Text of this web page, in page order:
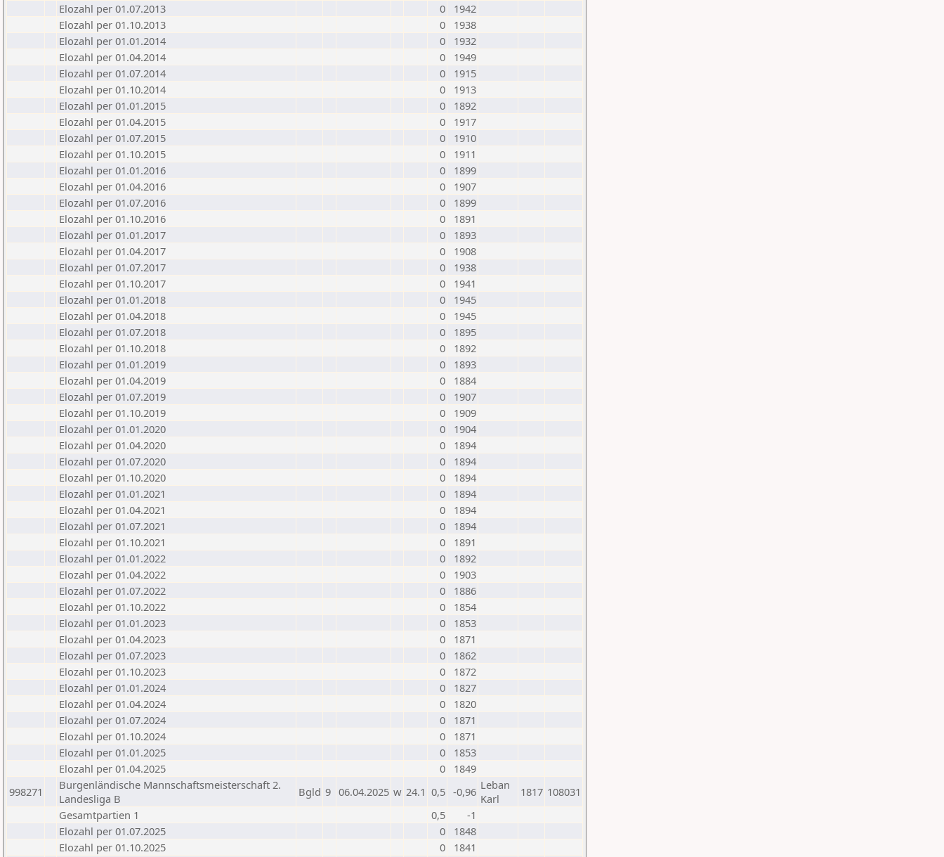
Elozahl per 01.07.2013
0
1942
Elozahl per 01.10.2013
0
1938
Elozahl per 01.01.2014
0
1932
Elozahl per 01.04.2014
0
1949
Elozahl per 01.07.2014
0
1915
Elozahl per 01.10.2014
0
1913
Elozahl per 01.01.2015
0
1892
Elozahl per 01.04.2015
0
1917
Elozahl per 01.07.2015
0
1910
Elozahl per 01.10.2015
0
1911
Elozahl per 01.01.2016
0
1899
Elozahl per 01.04.2016
0
1907
Elozahl per 01.07.2016
0
1899
Elozahl per 01.10.2016
0
1891
Elozahl per 01.01.2017
0
1893
Elozahl per 01.04.2017
0
1908
Elozahl per 01.07.2017
0
1938
Elozahl per 01.10.2017
0
1941
Elozahl per 01.01.2018
0
1945
Elozahl per 01.04.2018
0
1945
Elozahl per 01.07.2018
0
1895
Elozahl per 01.10.2018
0
1892
Elozahl per 01.01.2019
0
1893
Elozahl per 01.04.2019
0
1884
Elozahl per 01.07.2019
0
1907
Elozahl per 01.10.2019
0
1909
Elozahl per 01.01.2020
0
1904
Elozahl per 01.04.2020
0
1894
Elozahl per 01.07.2020
0
1894
Elozahl per 01.10.2020
0
1894
Elozahl per 01.01.2021
0
1894
Elozahl per 01.04.2021
0
1894
Elozahl per 01.07.2021
0
1894
Elozahl per 01.10.2021
0
1891
Elozahl per 01.01.2022
0
1892
Elozahl per 01.04.2022
0
1903
Elozahl per 01.07.2022
0
1886
Elozahl per 01.10.2022
0
1854
Elozahl per 01.01.2023
0
1853
Elozahl per 01.04.2023
0
1871
Elozahl per 01.07.2023
0
1862
Elozahl per 01.10.2023
0
1872
Elozahl per 01.01.2024
0
1827
Elozahl per 01.04.2024
0
1820
Elozahl per 01.07.2024
0
1871
Elozahl per 01.10.2024
0
1871
Elozahl per 01.01.2025
0
1853
Elozahl per 01.04.2025
0
1849
998271
Burgenländische Mannschaftsmeisterschaft 2.
Landesliga B
Bgld 9 06.04.2025 w 24.1 0,5 -0,96 Leban
Karl
1817 108031
Gesamtpartien 1
0,5
-1
Elozahl per 01.07.2025
0
1848
Elozahl per 01.10.2025
0
1841